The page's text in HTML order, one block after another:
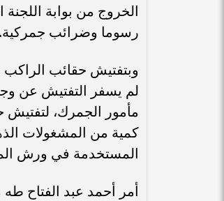
الخروج من بوابة
رسوما وضرائب جمركية.
لم يسفر التفتيش عن
مأمور الجمرك، لتفتيش
كمية من المشغولات
المستخدمة في ورش
أمر أحمد عبد الفتاح